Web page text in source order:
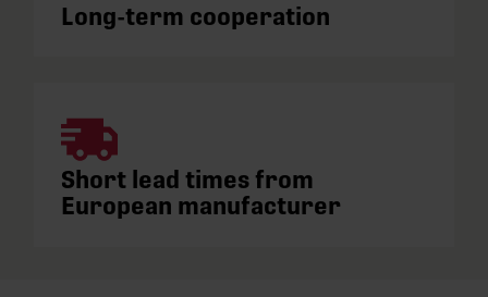
Long-term cooperation
Short lead times from
European manufacturer